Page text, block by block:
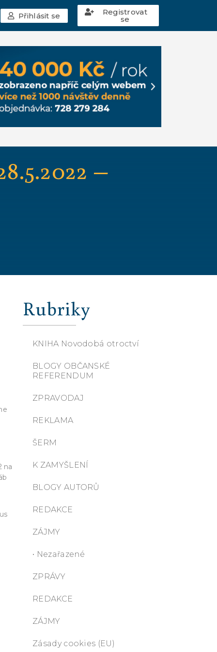
Přihlásit se Registrovat
se
–
na
Rubriky
KNIHA Novodobá otroctví
BLOGY OBČANSKÉ
REFERENDUM
ZPRAVODAJ
REKLAMA
ŠERM
K ZAMYŠLENÍ
BLOGY AUTORŮ
REDAKCE
ZÁJMY
• Nezařazené
ZPRÁVY
REDAKCE
ZÁJMY
Zásady cookies (EU)